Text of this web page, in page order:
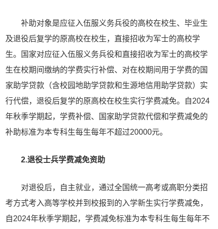
补助对象是应征入伍服义务兵役的高校在校生、毕业生
及退役后复学的原高校在校生，直接招收为军士的高校学
生。国家对应征入伍服义务兵役和直接招收为军士的高校学
生在校期间缴纳的学费实行补偿、对在校期间用于学费的国
家助学贷款（含校园地助学贷款和生源地信用助学贷款）实
行代偿，退役后复学的原高校在校生实行学费减免。自2024
年秋季学期起，学费补偿、国家助学贷款代偿和学费减免的
补助标准为本专科生每生每年不超过20000元。
2.退役士兵学费减免资助
对退役后，自主就业，通过全国统一高考或高职分类招
考方式考入高等学校并到校报到的入学新生实行学费减免，
自2024年秋季学期起，学费减免标准为本专科生每生每年不